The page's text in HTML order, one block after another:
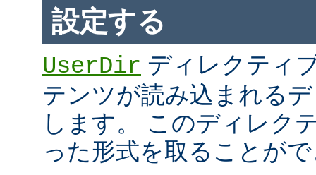
設定する
UserDir ディレクティ
テンツが読み込まれる
します。 このディレク
った形式を取ることが